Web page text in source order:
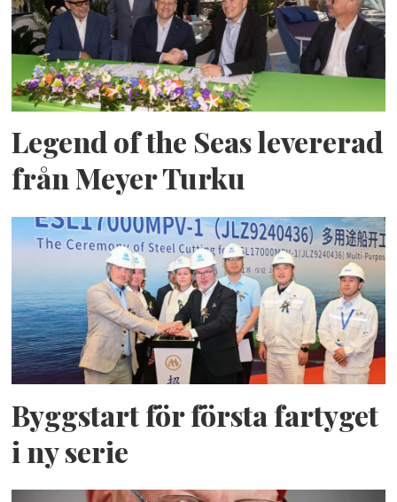
Legend of the Seas levererad
från Meyer Turku
Byggstart för första fartyget
i ny serie